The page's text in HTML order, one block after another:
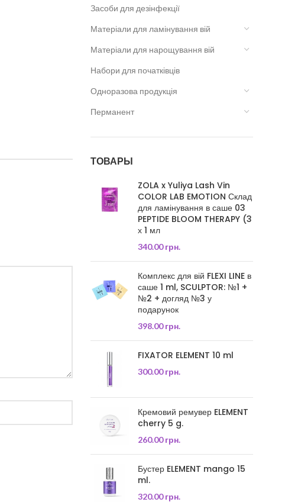
Засоби для дезінфекції
Матеріали для ламінування вій
Матеріали для нарощування вій
Набори для початківців
Одноразова продукція
Перманент
ТОВАРЫ
ZOLA x Yuliya Lash Vin
COLOR LAB EMOTION Склад
для ламінування в саше 03
PEPTIDE BLOOM THERAPY (3
х 1 мл
340.00грн.
Комплекс для вій FLEXI LINE в
саше 1 ml, SCULPTOR: №1 +
№2 + догляд №3 у
подарунок
398.00грн.
FIXATOR ELEMENT 10 ml
300.00грн.
Кремовий ремувер ELEMENT
cherry 5 g.
260.00грн.
Бустер ELEMENT mango 15
ml.
320.00грн.